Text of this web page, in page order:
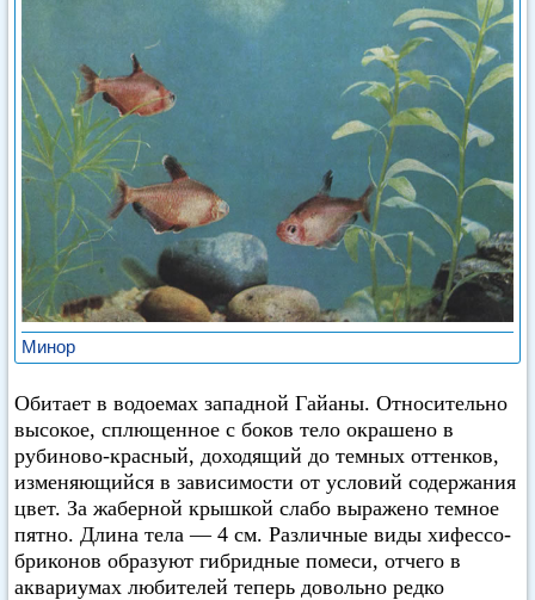
Минор
Обитает в водоемах западной Гайаны. Относительно
высокое, сплющенное с боков тело окрашено в
рубиново-красный, доходящий до темных оттенков,
изменяющийся в зависимости от условий содержания
цвет. За жаберной крышкой слабо выражено темное
пятно. Длина тела — 4 см. Различные виды хифессо-
бриконов образуют гибридные помеси, отчего в
аквариумах любителей теперь довольно редко